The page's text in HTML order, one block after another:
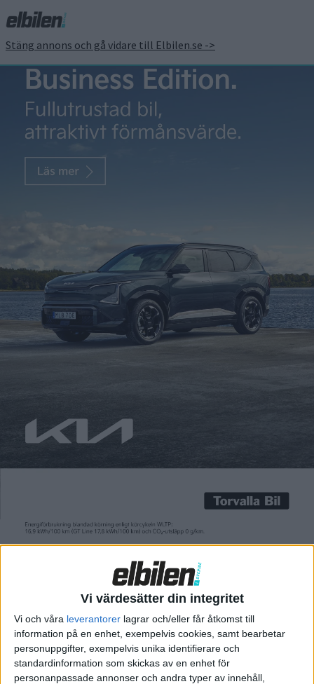
Vi värdesätter din integritet
Vi och våra leverantorer lagrar och/eller får åtkomst till
information på en enhet, exempelvis cookies, samt bearbetar
personuppgifter, exempelvis unika identifierare och
standardinformation som skickas av en enhet för
personanpassade annonser och andra typer av innehåll,
Stäng annons och gå vidare till Elbilen.se ->
Elon Musk bekräftar:
Superchargers öppnas
för andra märken
Carl Undéhn
tätt den senaste tiden. Den främsta orsaken är att Tesla
ansökt och fått stöd för att bygga snabbladdare i både Sverige
Spekulationer kring om Tesla är på väg att öppna upp sitt
laddnätverk med Superchargers för andra märken har duggat
tätt den senaste tiden.
Den främsta orsaken är att Tesla ansökt och fått stöd för att
bygga snabbladdare i både Sverige och Norge – stöd som
Elbilen kontaktade Trafikverket i frågan och deras svar om att
Tesla ansökt på just dessa grundare har fått stor spridning i
internationella medier. Svaret tolkades som bevis för att Tesla